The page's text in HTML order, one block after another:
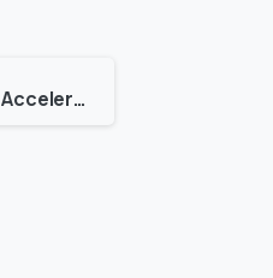
Industrial Accelerator Act: Η νέα βιομηχανική στρατηγική της ΕΕ για επενδύσεις και απανθρακοποίηση